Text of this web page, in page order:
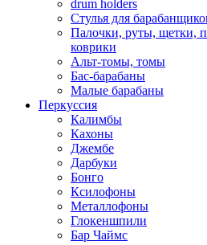
drum holders
Стулья для
Палочки, руты, щетки,
коврики
Альт-томы, томы
Бас-барабаны
Малые барабаны
Перкуссия
Калимбы
Кахоны
Джембе
Дарбуки
Бонго
Ксилофоны
Металлофоны
Глокеншпили
Бар Чаймс